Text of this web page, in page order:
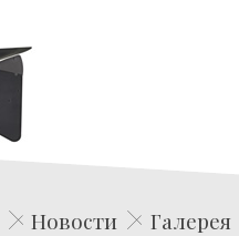
Edwin Film Agencja Aktorska
Новости
Галерея